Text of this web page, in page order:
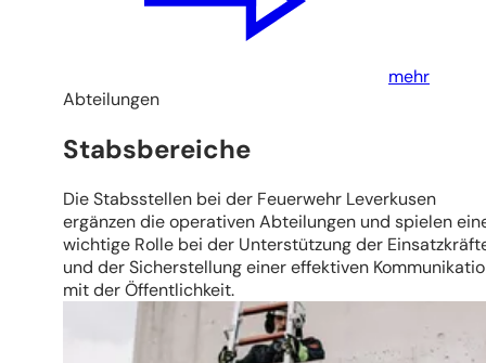
mehr
Abteilungen
Stabsbereiche
Die Stabsstellen bei der Feuerwehr Leverkusen
ergänzen die operativen Abteilungen und spielen
wichtige Rolle bei der Unterstützung der
und der Sicherstellung einer effektiven
mit der Öffentlichkeit.